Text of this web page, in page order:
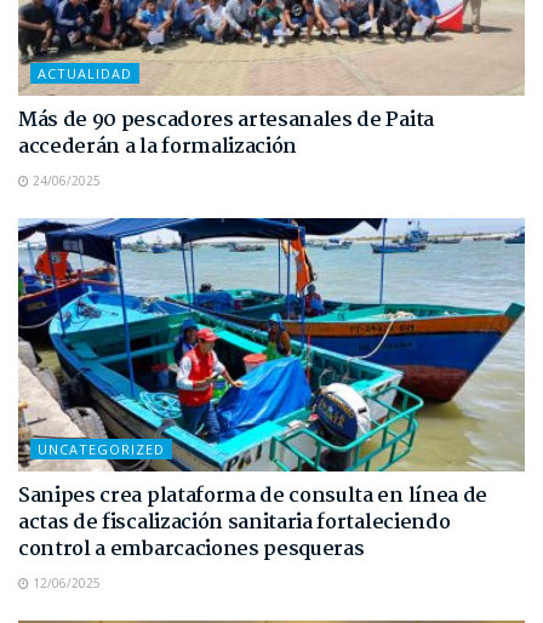
ACTUALIDAD
Más de 90 pescadores artesanales de Paita
accederán a la formalización
24/06/2025
UNCATEGORIZED
Sanipes crea plataforma de consulta en línea de
actas de fiscalización sanitaria fortaleciendo
control a embarcaciones pesqueras
12/06/2025